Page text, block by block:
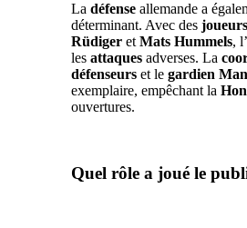
La défense allemande a
déterminant. Avec des joueurs
Rüdiger et Mats Hummels, l’
les attaques adverses. La
défenseurs et le gardien
exemplaire, empêchant la
ouvertures.
Quel rôle a joué le